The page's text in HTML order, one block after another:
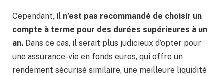
Cependant, il n’est pas recommandé de choisir un
compte à terme pour des durées supérieures à un
an. Dans ce cas, il serait plus judicieux d’opter pour
une assurance-vie en fonds euros, qui offre un
rendement sécurisé similaire, une meilleure liquidité